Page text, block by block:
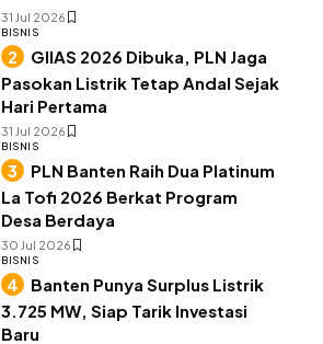
31 Jul 2026
BISNIS
GIIAS 2026 Dibuka, PLN Jaga
Pasokan Listrik Tetap Andal Sejak
Hari Pertama
31 Jul 2026
BISNIS
PLN Banten Raih Dua Platinum
La Tofi 2026 Berkat Program
Desa Berdaya
30 Jul 2026
BISNIS
Banten Punya Surplus Listrik
3.725 MW, Siap Tarik Investasi
Baru